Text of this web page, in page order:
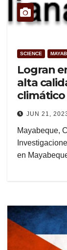
SCIENCE
Logran
alta
climático
JUN 21,
Mayabeque,
en